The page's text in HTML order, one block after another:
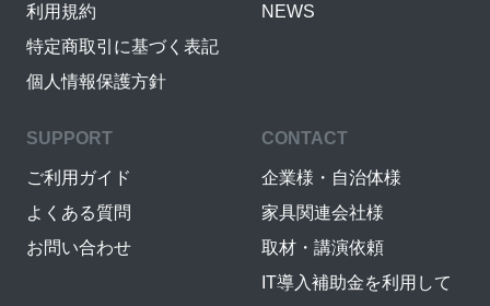
利用規約
特定商取引に基づく表記
個人情報保護方針
NEWS
SUPPORT
ご利用ガイド
よくある質問
お問い合わせ
CONTACT
企業様・自治体様
家具関連会社様
取材・講演依頼
IT導入補助金を利用して